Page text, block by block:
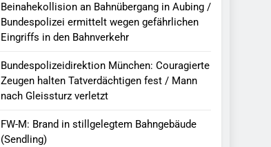
Beinahekollision an Bahnübergang in Aubing /
Bundespolizei ermittelt wegen gefährlichen
Eingriffs in den Bahnverkehr
Bundespolizeidirektion München: Couragierte
Zeugen halten Tatverdächtigen fest / Mann
nach Gleissturz verletzt
FW-M: Brand in stillgelegtem Bahngebäude
(Sendling)